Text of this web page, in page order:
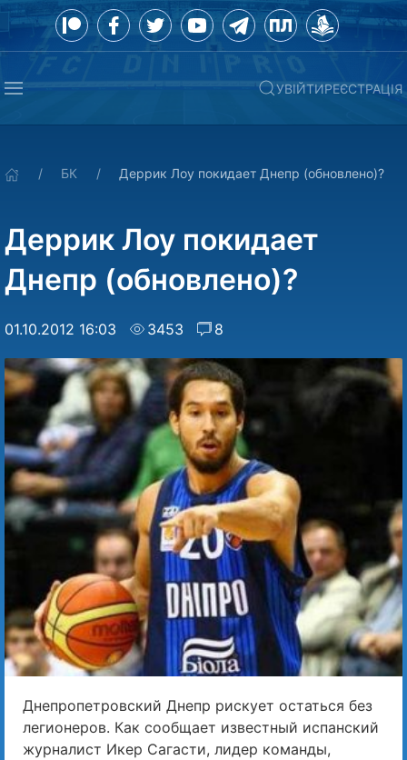
УВІЙТИРЕЄСТРАЦІЯ
БК Деррик Лоу покидает Днепр (обновлено)?
Деррик Лоу покидает
Днепр (обновлено)?
01.10.2012 16:03 3453 8
Днепропетровский Днепр рискует остаться без
легионеров. Как сообщает известный испанский
журналист Икер Сагасти, лидер команды,